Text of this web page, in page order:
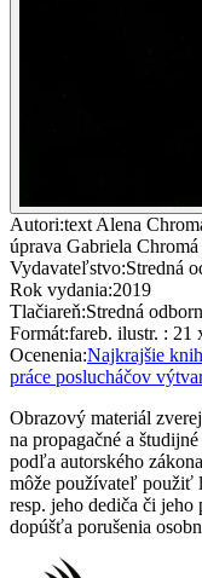
Autori:text Alena
úprava Gabriela Chromá
Vydavateľstvo:Stredná
Rok vydania:2019
Tlačiareň:Stredná
Formát:fareb. ilustr. : 21
Ocenenia:Najkrajšie
práce poslucháčov
Obrazový materiál
na propagačné a
podľa autorského
môže používateľ použiť
resp. jeho dediča či jeho
dopúšťa porušenia